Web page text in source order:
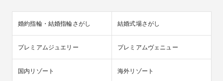
婚約指輪・結婚指輪さがし 結婚式場さがし
プレミアムジュエリー プレミアムヴェニュー
国内リゾート 海外リゾート